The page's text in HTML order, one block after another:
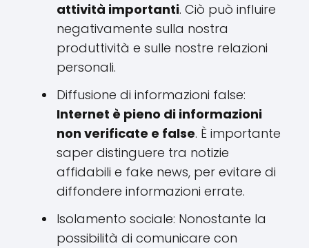
attività importanti. Ciò può influire
negativamente sulla nostra
produttività e sulle nostre relazioni
personali.
Diffusione di informazioni false:
Internet è pieno di informazioni
non verificate e false. È importante
saper distinguere tra notizie
affidabili e fake news, per evitare di
diffondere informazioni errate.
Isolamento sociale: Nonostante la
possibilità di comunicare con